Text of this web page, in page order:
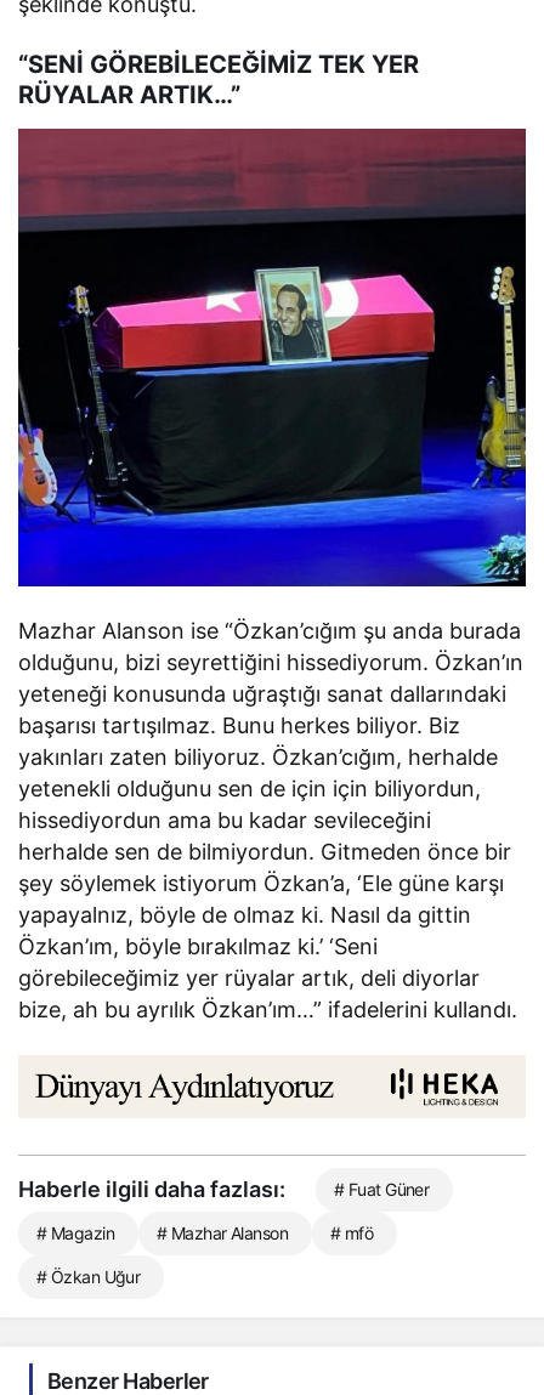
“SENİ GÖREBİLECEĞİMİZ TEK YER
RÜYALAR ARTIK…”
Mazhar Alanson ise “Özkan’cığım şu anda burada
olduğunu, bizi seyrettiğini hissediyorum. Özkan’ın
yeteneği konusunda uğraştığı sanat dallarındaki
başarısı tartışılmaz. Bunu herkes biliyor. Biz
yakınları zaten biliyoruz. Özkan’cığım, herhalde
yetenekli olduğunu sen de için için biliyordun,
hissediyordun ama bu kadar sevileceğini
herhalde sen de bilmiyordun. Gitmeden önce bir
şey söylemek istiyorum Özkan’a, ‘Ele güne karşı
yapayalnız, böyle de olmaz ki. Nasıl da gittin
Özkan’ım, böyle bırakılmaz ki.’ ‘Seni
görebileceğimiz yer rüyalar artık, deli diyorlar
bize, ah bu ayrılık Özkan’ım…” ifadelerini kullandı.
Haberle ilgili daha fazlası: # Fuat Güner
# Magazin # Mazhar Alanson # mfö
# Özkan Uğur
Benzer Haberler